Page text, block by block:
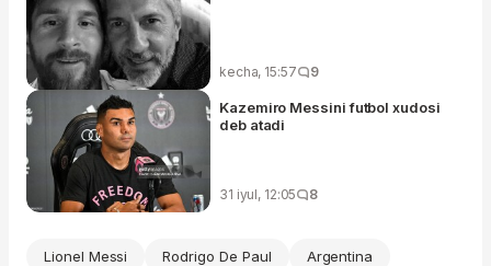
kecha, 15:57 9
Kazemiro Messini futbol xudosi
deb atadi
31 iyul, 12:05 8
Lionel Messi Rodrigo De Paul
Argentina